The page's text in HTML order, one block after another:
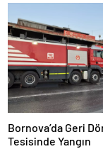
Bornova’da Geri
Tesisinde Yangın